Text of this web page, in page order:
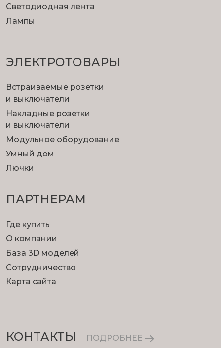
Светодиодная лента
Лампы
ЭЛЕКТРОТОВАРЫ
Встраиваемые розетки
и выключатели
Накладные розетки
и выключатели
Модульное оборудование
Умный дом
Лючки
ПАРТНЕРАМ
Где купить
О компании
База 3D моделей
Сотрудничество
Карта сайта
КОНТАКТЫ ПОДРОБНЕЕ